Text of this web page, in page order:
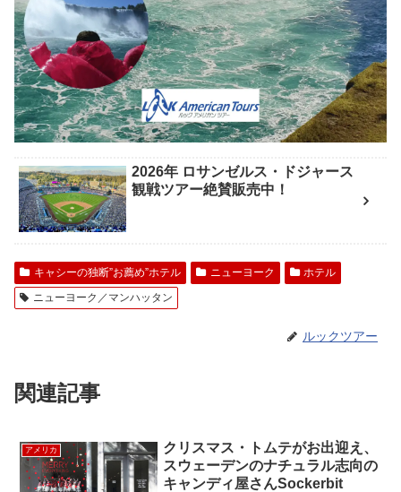
2026年 ロサンゼルス・ドジャース
観戦ツアー絶賛販売中！
キャシーの独断”お薦め”ホテル ニューヨーク
ホテル
ニューヨーク／マンハッタン
ルックツアー
関連記事
アメリカ
クリスマス・トムテがお出迎え、
スウェーデンのナチュラル志向の
キャンディ屋さんSockerbit